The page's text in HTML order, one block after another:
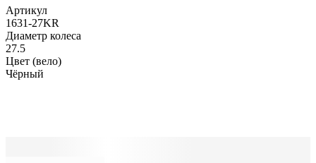
Артикул
1631-27KR
Диаметр колеса
27.5
Цвет (вело)
Чёрный